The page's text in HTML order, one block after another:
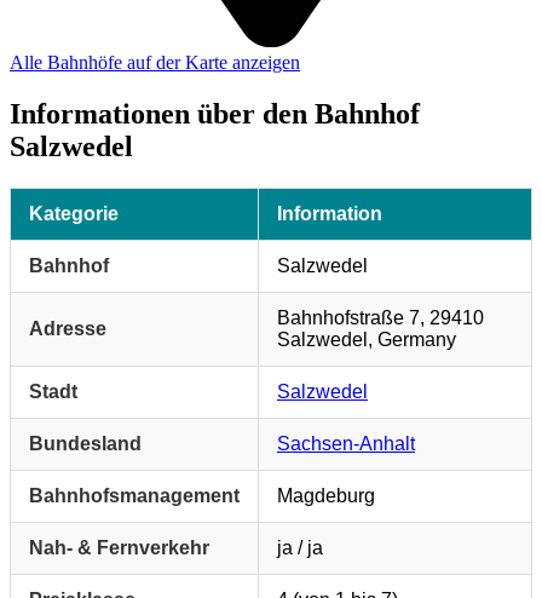
Alle Bahnhöfe auf der Karte anzeigen
Informationen über den Bahnhof
Salzwedel
Kategorie Information
Bahnhof Salzwedel
Adresse
Bahnhofstraße 7, 29410
Salzwedel, Germany
Stadt Salzwedel
Bundesland Sachsen-Anhalt
Bahnhofsmanagement Magdeburg
Nah- & Fernverkehr ja / ja